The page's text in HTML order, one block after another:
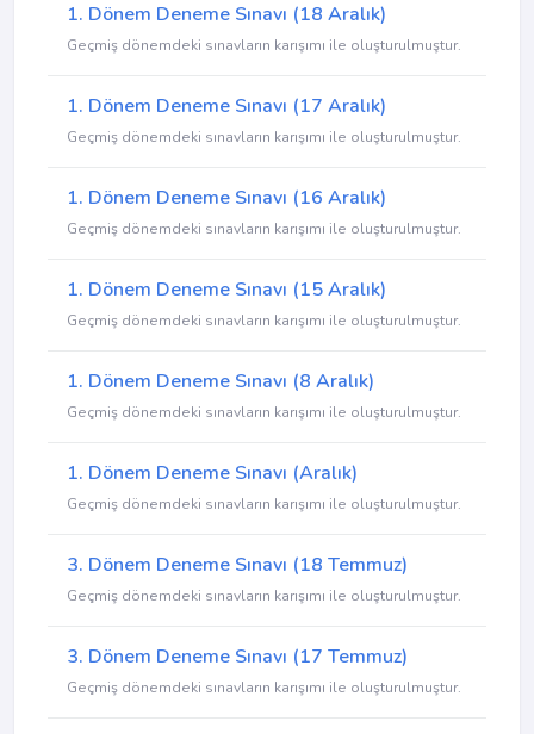
1. Dönem Deneme Sınavı (18 Aralık)
Geçmiş dönemdeki sınavların karışımı ile oluşturulmuştur.
1. Dönem Deneme Sınavı (17 Aralık)
Geçmiş dönemdeki sınavların karışımı ile oluşturulmuştur.
1. Dönem Deneme Sınavı (16 Aralık)
Geçmiş dönemdeki sınavların karışımı ile oluşturulmuştur.
1. Dönem Deneme Sınavı (15 Aralık)
Geçmiş dönemdeki sınavların karışımı ile oluşturulmuştur.
1. Dönem Deneme Sınavı (8 Aralık)
Geçmiş dönemdeki sınavların karışımı ile oluşturulmuştur.
1. Dönem Deneme Sınavı (Aralık)
Geçmiş dönemdeki sınavların karışımı ile oluşturulmuştur.
3. Dönem Deneme Sınavı (18 Temmuz)
Geçmiş dönemdeki sınavların karışımı ile oluşturulmuştur.
3. Dönem Deneme Sınavı (17 Temmuz)
Geçmiş dönemdeki sınavların karışımı ile oluşturulmuştur.